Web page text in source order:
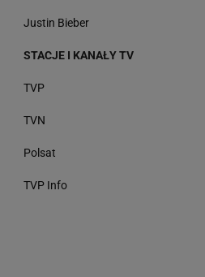
Justin Bieber
STACJE I KANAŁY TV
TVP
TVN
Polsat
TVP Info